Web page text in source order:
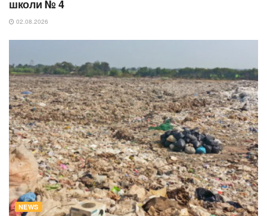
школи № 4
02.08.2026
NEWS